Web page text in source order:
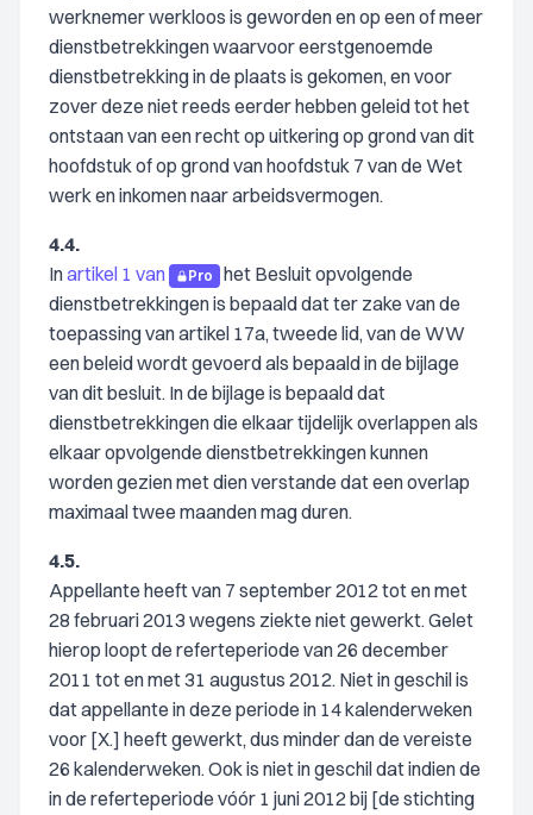
werknemer werkloos is geworden en op een of meer
dienstbetrekkingen waarvoor eerstgenoemde
dienstbetrekking in de plaats is gekomen, en voor
zover deze niet reeds eerder hebben geleid tot het
ontstaan van een recht op uitkering op grond van dit
hoofdstuk of op grond van hoofdstuk 7 van de Wet
werk en inkomen naar arbeidsvermogen.
4.4.
Inartikel 1 van Pro
het Besluit opvolgende
dienstbetrekkingen is bepaald dat ter zake van de
toepassing van artikel 17a, tweede lid, van de WW
een beleid wordt gevoerd als bepaald in de bijlage
van dit besluit. In de bijlage is bepaald dat
dienstbetrekkingen die elkaar tijdelijk overlappen als
elkaar opvolgende dienstbetrekkingen kunnen
worden gezien met dien verstande dat een overlap
maximaal twee maanden mag duren.
4.5.
Appellante heeft van 7 september 2012 tot en met
28 februari 2013 wegens ziekte niet gewerkt. Gelet
hierop loopt de referteperiode van 26 december
2011 tot en met 31 augustus 2012. Niet in geschil is
dat appellante in deze periode in 14 kalenderweken
voor [X.] heeft gewerkt, dus minder dan de vereiste
26 kalenderweken. Ook is niet in geschil dat indien de
in de referteperiode vóór 1 juni 2012 bij [de stichting